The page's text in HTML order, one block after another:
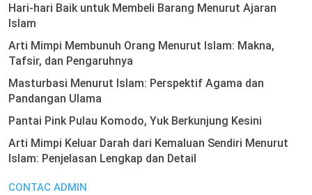
Hari-hari Baik untuk Membeli Barang Menurut Ajaran
Islam
Arti Mimpi Membunuh Orang Menurut Islam: Makna,
Tafsir, dan Pengaruhnya
Masturbasi Menurut Islam: Perspektif Agama dan
Pandangan Ulama
Pantai Pink Pulau Komodo, Yuk Berkunjung Kesini
Arti Mimpi Keluar Darah dari Kemaluan Sendiri Menurut
Islam: Penjelasan Lengkap dan Detail
CONTAC ADMIN